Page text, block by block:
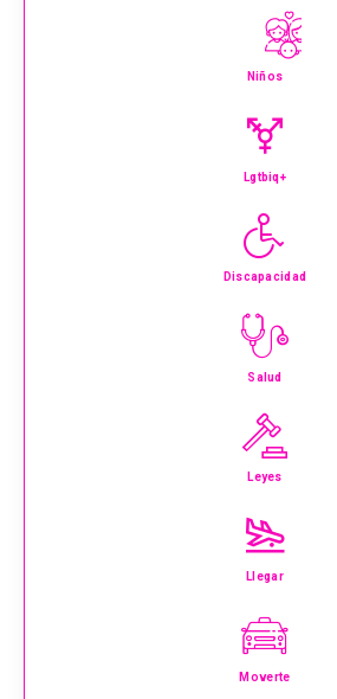
Niños
Lgtbiq+
Discapacidad
Salud
Leyes
Llegar
Moverte